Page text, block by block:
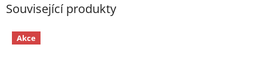
Související produkty
Akce